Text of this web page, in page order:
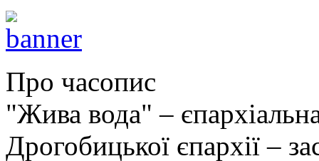
Про часопис
"Жива вода" –
Дрогобицької єпархії –